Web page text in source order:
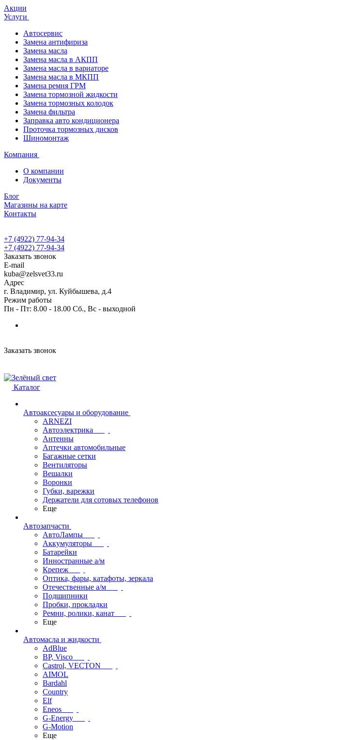
Акции
Услуги
Автосервис
Замена антифириза
Замена масла
Замена масла в АКПП
Замена масла в вариаторе
Замена масла в МКПП
Замена ремня ГРМ
Замена тормозной жидкости
Замена тормозных колодок
Замена фильтра
Заправка авто кондиционера
Проточка тормозных дисков
Шиномонтаж
Компания
О компании
Документы
Блог
Магазины на карте
Контакты
+7 (4922) 77-94-34
+7 (4922) 77-94-34
Заказать звонок
E-mail
kuba@zelsvet33.ru
Адрес
г. Владимир, ул. Куйбышева, д.4
Режим работы
Пн - Пт: 8.00 - 18.00 Сб., Вс - выходной
Заказать звонок
Каталог
Автоаксесуары и оборудование
ARNEZI
Автоэлектрика
Антенны
Аптечки автомобильные
Багажные сетки
Вентиляторы
Вешалки
Воронки
Губки, варежки
Держатели для сотовых телефонов
Еще
Автозапчасти
АвтоЛампы
Аккумуляторы
Батарейки
Инностранные а/м
Крепеж
Оптика, фары, катафоты, зеркала
Отечественные а/м
Подшипники
Пробки, прокладки
Ремни, ролики, канат
Еще
Автомасла и жидкости
AdBlue
BP, Visco
Castrol, VECTON
AIMOL
Bardahl
Country
Elf
Eneos
G-Energy
G-Motion
Еще